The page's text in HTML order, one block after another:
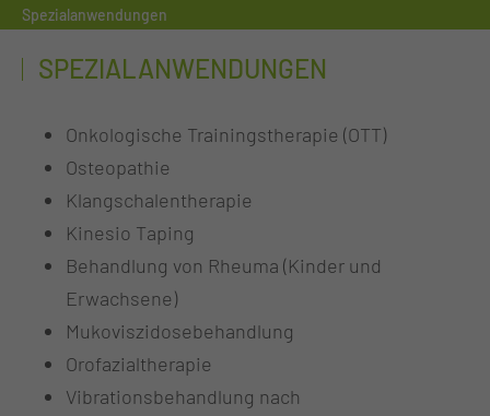
Spezialanwendungen
SPEZIALANWENDUNGEN
Onkologische Trainingstherapie (OTT)
Osteopathie
Klangschalentherapie
Kinesio Taping
Behandlung von Rheuma (Kinder und
Erwachsene)
Mukoviszidosebehandlung
Orofazialtherapie
Vibrationsbehandlung nach